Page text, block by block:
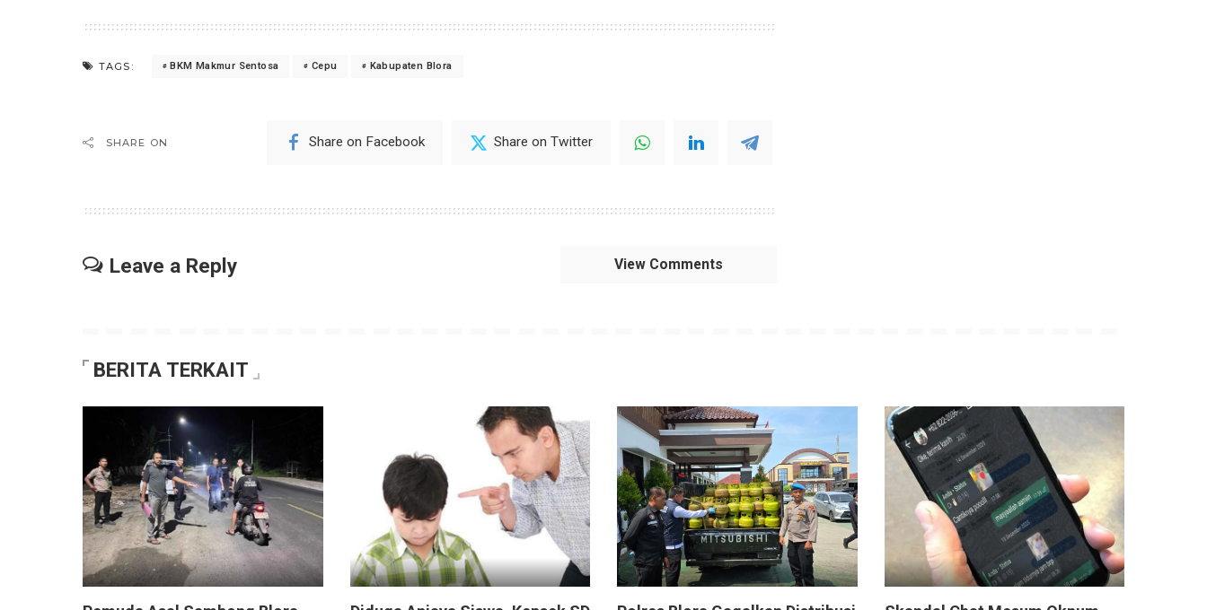
TAGS: BKM Makmur Sentosa Cepu Kabupaten Blora
SHARE ON Share on Facebook Share on Twitter
Leave a Reply View Comments
BERITA TERKAIT